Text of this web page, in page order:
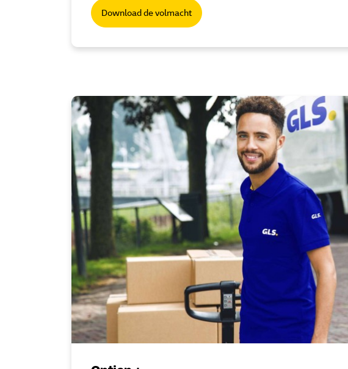
Download de volmacht